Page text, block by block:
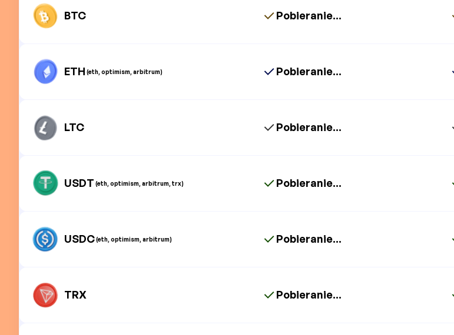
BTC Pobieranie...
ETH (eth, optimism, arbitrum) Pobieranie...
LTC Pobieranie...
USDT (eth, optimism, arbitrum, trx) Pobieranie...
USDC(eth, optimism, arbitrum) Pobieranie...
TRX Pobieranie...